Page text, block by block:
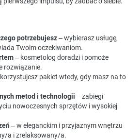
potrzebujesz– wybierasz usługę,
Twoim oczekiwaniom.
– kosmetolog doradzi i pomoże
rozwiązanie.
pakiet wtedy, gdy masz na to
metod i technologii – zabiegi
nowoczesnych sprzętów i wysokiej
– w eleganckim i przyjaznym wnętrzu
a i zrelaksowany/a.